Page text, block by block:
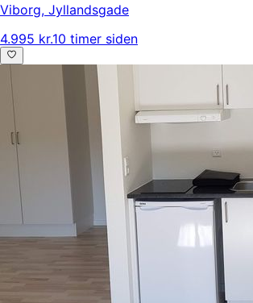
Viborg, Jyllandsgade
4.995 kr.10 timer siden